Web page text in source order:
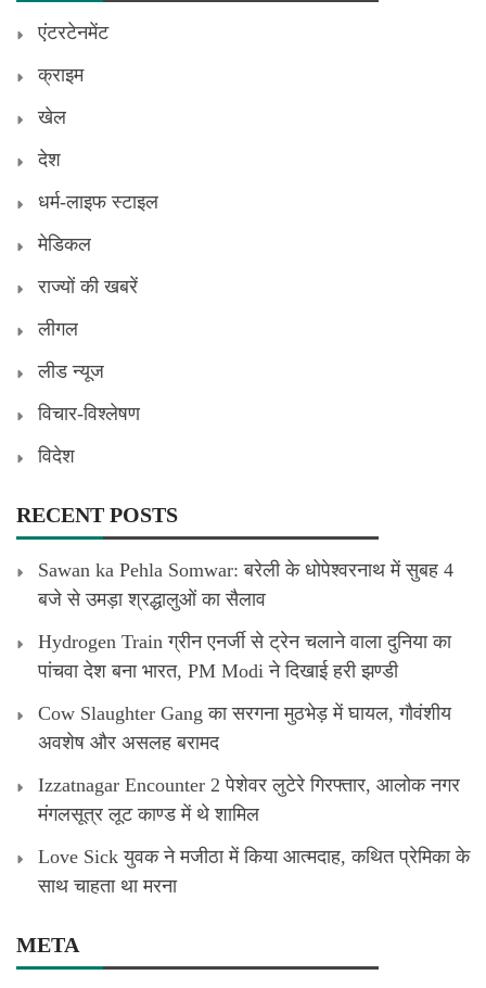
एंटरटेनमेंट
क्राइम
खेल
देश
धर्म-लाइफ स्टाइल
मेडिकल
राज्यों की खबरें
लीगल
लीड न्यूज
विचार-विश्लेषण
विदेश
RECENT POSTS
Sawan ka Pehla Somwar: बरेली के धोपेश्वरनाथ में सुबह 4
बजे से उमड़ा श्रद्धालुओं का सैलाव
Hydrogen Train ग्रीन एनर्जी से ट्रेन चलाने वाला दुनिया का
पांचवा देश बना भारत, PM Modi ने दिखाई हरी झण्डी
Cow Slaughter Gang का सरगना मुठभेड़ में घायल, गौवंशीय
अवशेष और असलह बरामद
Izzatnagar Encounter 2 पेशेवर लुटेरे गिरफ्तार, आलोक नगर
मंगलसूत्र लूट काण्‍ड में थे शामिल
Love Sick युवक ने मजीठा में किया आत्मदाह, कथित प्रेमिका के
साथ चाहता था मरना
META